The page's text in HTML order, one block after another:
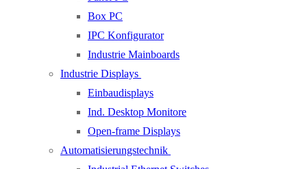
Box PC
IPC Konfigurator
Industrie Mainboards
Industrie Displays
Einbaudisplays
Ind. Desktop Monitore
Open-frame Displays
Automatisierungstechnik